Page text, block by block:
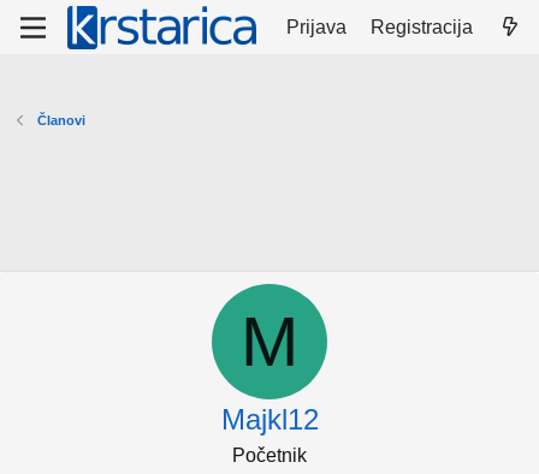
Prijava Registracija
Članovi
M
Majkl12
Početnik